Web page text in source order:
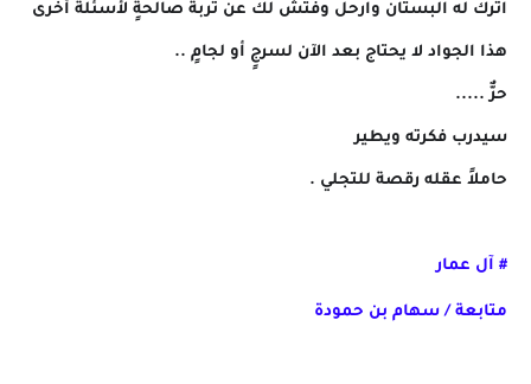
اترك له البستان وارحل وفتش لك عن تربة صالحةٍ لأسئلة أخرى
هذا الجواد لا يحتاج بعد الآن لسرجٍ أو لجامٍ ..
حرٌّ .....
سيدرب فكرته ويطير
حاملاً عقله رقصة للتجلي .
# آل عمار
متابعة / سهام بن حمودة